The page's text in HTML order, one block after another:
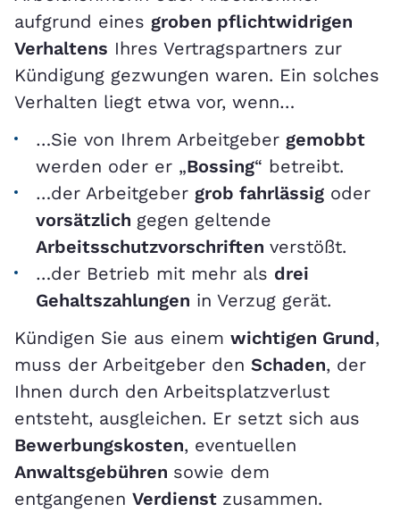
aufgrund eines groben pflichtwidrigen
Verhaltens Ihres Vertragspartners zur
Kündigung gezwungen waren. Ein solches
Verhalten liegt etwa vor, wenn…
…Sie von Ihrem Arbeitgeber gemobbt
werden oder er „Bossing“ betreibt.
…der Arbeitgeber grob fahrlässig oder
vorsätzlich gegen geltende
Arbeitsschutzvorschriften verstößt.
…der Betrieb mit mehr als drei
Gehaltszahlungen in Verzug gerät.
Kündigen Sie aus einem wichtigen Grund,
muss der Arbeitgeber den Schaden, der
Ihnen durch den Arbeitsplatzverlust
entsteht, ausgleichen. Er setzt sich aus
Bewerbungskosten, eventuellen
Anwaltsgebühren sowie dem
entgangenen Verdienst zusammen.